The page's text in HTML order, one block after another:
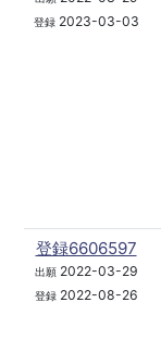
登録2023-03-03
登録6606597
出願2022-03-29
登録2022-08-26